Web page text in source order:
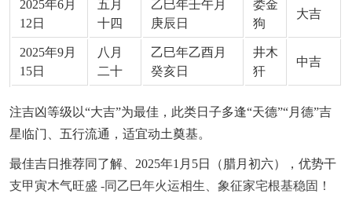
2025年6月
12日
五月
十四
乙巳年壬午月
庚辰日
娄金
狗
大吉
2025年9月
15日
八月
二十
乙巳年乙酉月
癸亥日
井木
犴
中吉
注吉凶等级以“大吉”为最佳，此类日子多逢“天德”“月德”吉
星临门、五行流通，适宜动土奠基。
最佳吉日推荐同了解、2025年1月5日（腊月初六），优势干
支甲寅木气旺盛 -同乙巳年火运相生、象征家宅根基稳固！